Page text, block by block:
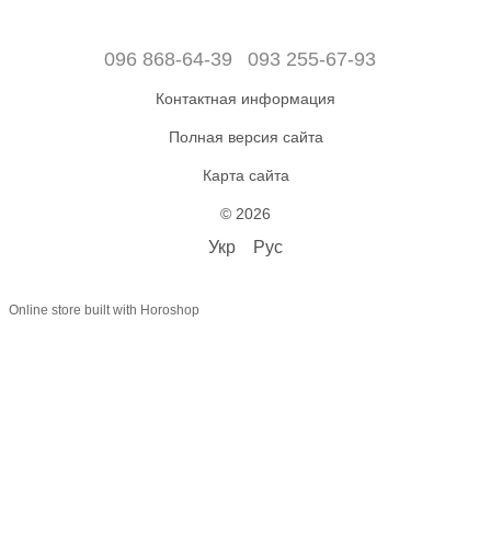
096 868-64-39 093 255-67-93
Контактная информация
Полная версия сайта
Карта сайта
© 2026
Укр Рус
Online store built with Horoshop